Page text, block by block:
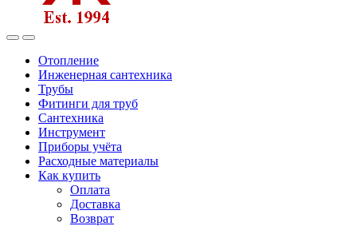
Отопление
Инженерная сантехника
Трубы
Фитинги для труб
Сантехника
Инструмент
Приборы учёта
Расходные материалы
Как купить
Оплата
Доставка
Возврат